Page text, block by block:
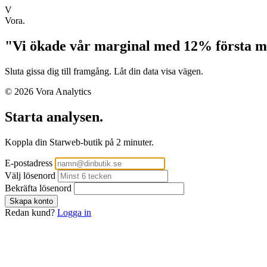
V
Vora.
"Vi ökade vår marginal med 12% första
Sluta gissa dig till framgång. Låt din data visa vägen.
© 2026 Vora Analytics
Starta analysen.
Koppla din Starweb-butik på 2 minuter.
E-postadress
Välj lösenord
Bekräfta lösenord
Redan kund? Logga in